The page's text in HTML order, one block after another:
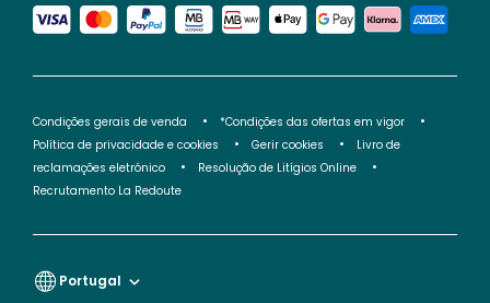
Condições gerais de venda
*Condições das ofertas em vigor
Política de privacidade e cookies
Gerir cookies
Livro de
reclamações eletrónico
Resolução de Litígios Online
Recrutamento La Redoute
Portugal